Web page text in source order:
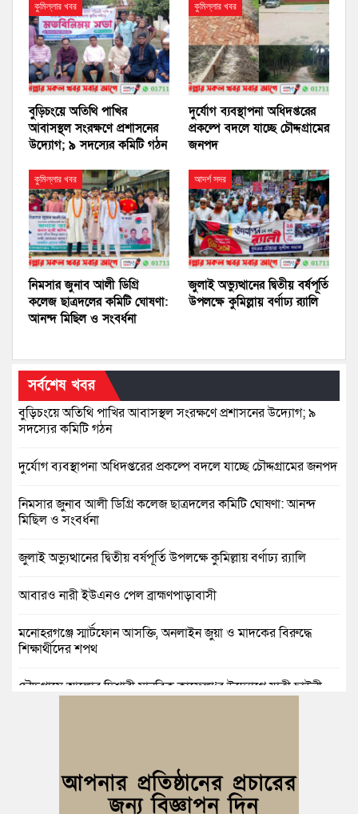
কুমিল্লার খবর
বুড়িচংয়ে অতিথি পাখির
আবাসস্থল সংরক্ষণে প্রশাসনের
উদ্যোগ; ৯ সদস্যের কমিটি গঠন
কুমিল্লার খবর
দুর্যোগ ব্যবস্থাপনা অধিদপ্তরের
প্রকল্পে বদলে যাচ্ছে চৌদ্দগ্রামের
জনপদ
কুমিল্লার খবর
নিমসার জুনাব আলী ডিগ্রি
কলেজ ছাত্রদলের কমিটি ঘোষণা:
আনন্দ মিছিল ও সংবর্ধনা
আদর্শ সদর
জুলাই অভ্যুত্থানের দ্বিতীয় বর্ষপূর্তি
উপলক্ষে কুমিল্লায় বর্ণাঢ্য র‍্যালি
সর্বশেষ খবর
বুড়িচংয়ে অতিথি পাখির আবাসস্থল সংরক্ষণে প্রশাসনের উদ্যোগ; ৯
সদস্যের কমিটি গঠন
দুর্যোগ ব্যবস্থাপনা অধিদপ্তরের প্রকল্পে বদলে যাচ্ছে চৌদ্দগ্রামের জনপদ
নিমসার জুনাব আলী ডিগ্রি কলেজ ছাত্রদলের কমিটি ঘোষণা: আনন্দ
মিছিল ও সংবর্ধনা
জুলাই অভ্যুত্থানের দ্বিতীয় বর্ষপূর্তি উপলক্ষে কুমিল্লায় বর্ণাঢ্য র‍্যালি
আবারও নারী ইউএনও পেল ব্রাহ্মণপাড়াবাসী
মনোহরগঞ্জে স্মার্টফোন আসক্তি, অনলাইন জুয়া ও মাদকের বিরুদ্ধে
শিক্ষার্থীদের শপথ
চৌদ্দগ্রামে আলোর দিশারী মানবিক কাফেলা’র উদ্যোগে যাত্রী ছাউনী
জলিল ও শাহ ইমরানের নেতৃত্বে বরুড়া উপজেলা স্বেচ্ছাসেবক দলের
আংশিক কমিটি ঘোষণা